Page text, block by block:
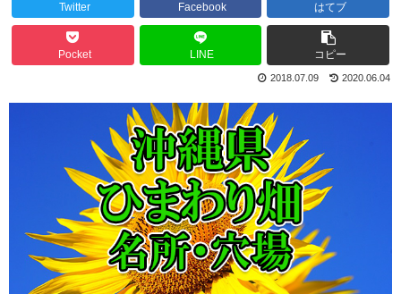
Twitter Facebook はてブ
Pocket LINE コピー
2020.06.04
2018.07.09